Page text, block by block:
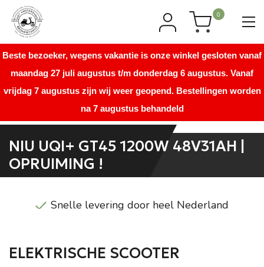
Beste bezoeker, wegens vakantie is onze winkel gesloten vanaf
maandag 27 juli augustus t/m donderdag 6 augustus. Vanaf
vrijdag 7 augustus zijn wij weer geopend. Bestellingen worden
na 7 augustus behandeld
0
NIU UQI+ GT45 1200W 48V31AH |
OPRUIMING !
Snelle levering door heel Nederland
ELEKTRISCHE SCOOTER